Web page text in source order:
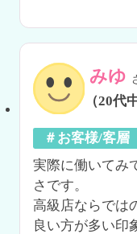
みゆ
（20代
＃お客様/客層
実際に働いてみ
さです。
高級店ならでは
良い方が多い印